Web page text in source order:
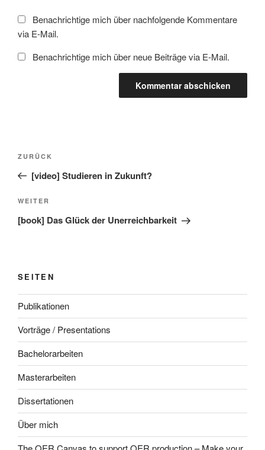
Benachrichtige mich über nachfolgende Kommentare
via E-Mail.
Benachrichtige mich über neue Beiträge via E-Mail.
Beitragsnavigation
Vorheriger
Beitrag
ZURÜCK
[video] Studieren in Zukunft?
Nächster
Beitrag
WEITER
[book] Das Glück der Unerreichbarkeit
SEITEN
Publikationen
Vorträge / Presentations
Bachelorarbeiten
Masterarbeiten
Dissertationen
Über mich